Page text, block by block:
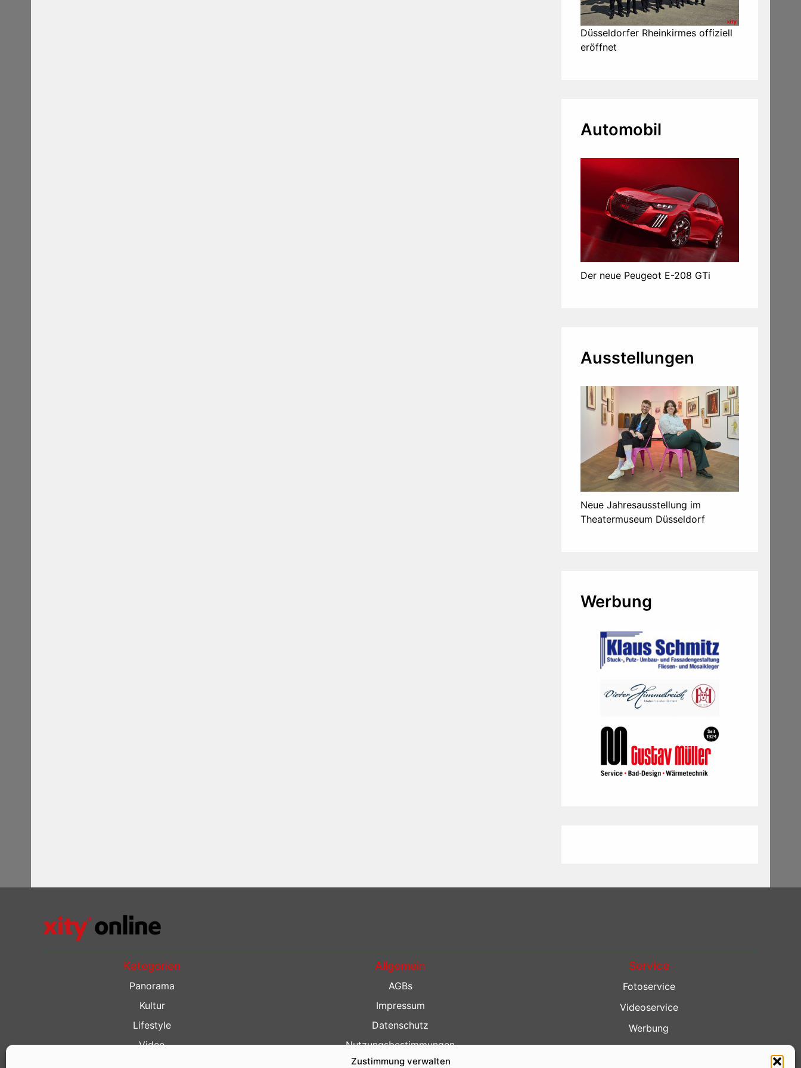
Zustimmung verwalten
Düsseldorfer Rheinkirmes offiziell
eröffnet
Automobil
Der neue Peugeot E-208 GTi
Ausstellungen
Neue Jahresausstellung im
Theatermuseum Düsseldorf
Werbung
Kategorien
Panorama
Kultur
Lifestyle
Video
Allgemein
AGBs
Impressum
Datenschutz
Nutzungsbestimmungen
Kontakt
Service
Fotoservice
Videoservice
Werbung